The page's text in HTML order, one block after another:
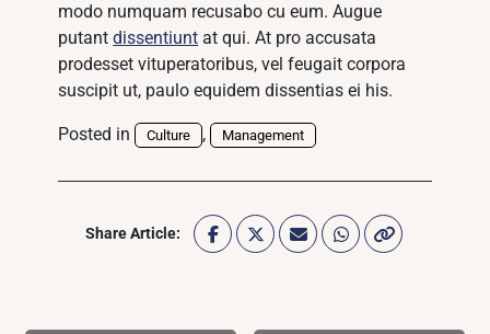
modo numquam recusabo cu eum. Augue
putantdissentiunt at qui. At pro accusata
prodesset vituperatoribus, vel feugait corpora
suscipit ut, paulo equidem dissentias ei his.
Posted in Culture , Management
Share Article: